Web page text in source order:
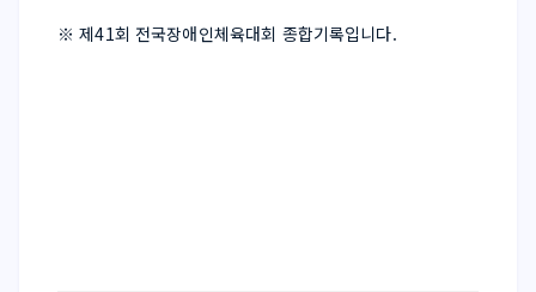
※ 제41회 전국장애인체육대회 종합기록입니다.